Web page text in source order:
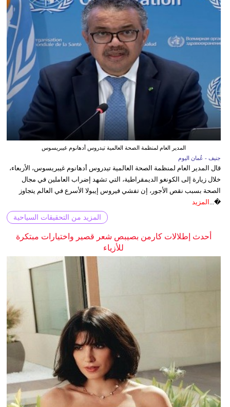
المدير العام لمنظمة الصحة العالمية تيدروس أدهانوم غيبريسوس
جنيف - عُمان اليوم
قال المدير العام لمنظمة الصحة العالمية تيدروس أدهانوم غيبريسوس، الأربعاء،
خلال زيارة إلى الكونغو الديمقراطية، التي تشهد إضراب العاملين في مجال
الصحة بسبب نقص الأجور، إن تفشي فيروس إيبولا الأسرع في العالم يتجاوز
�... المزيد
المزيد من التحقيقات السياحية
أحدث إطلالات كارمن بصيبص شعر قصير واختيارات مبتكرة
للأزياء